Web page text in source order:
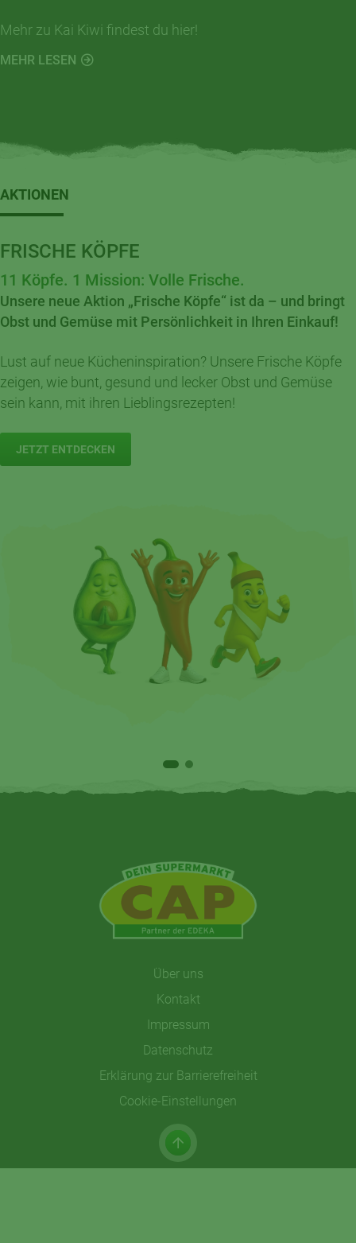
Mehr zu Kai Kiwi findest du hier!
MEHR LESEN
AKTIONEN
FRISCHE KÖPFE
11 Köpfe. 1 Mission: Volle Frische.
Unsere neue Aktion „Frische Köpfe“ ist da – und bringt
Obst und Gemüse mit Persönlichkeit in Ihren Einkauf!
Lust auf neue Kücheninspiration? Unsere Frische Köpfe
zeigen, wie bunt, gesund und lecker Obst und Gemüse
sein kann, mit ihren Lieblingsrezepten!
JETZT ENTDECKEN
Über uns
Kontakt
Impressum
Datenschutz
Erklärung zur Barrierefreiheit
Cookie-Einstellungen